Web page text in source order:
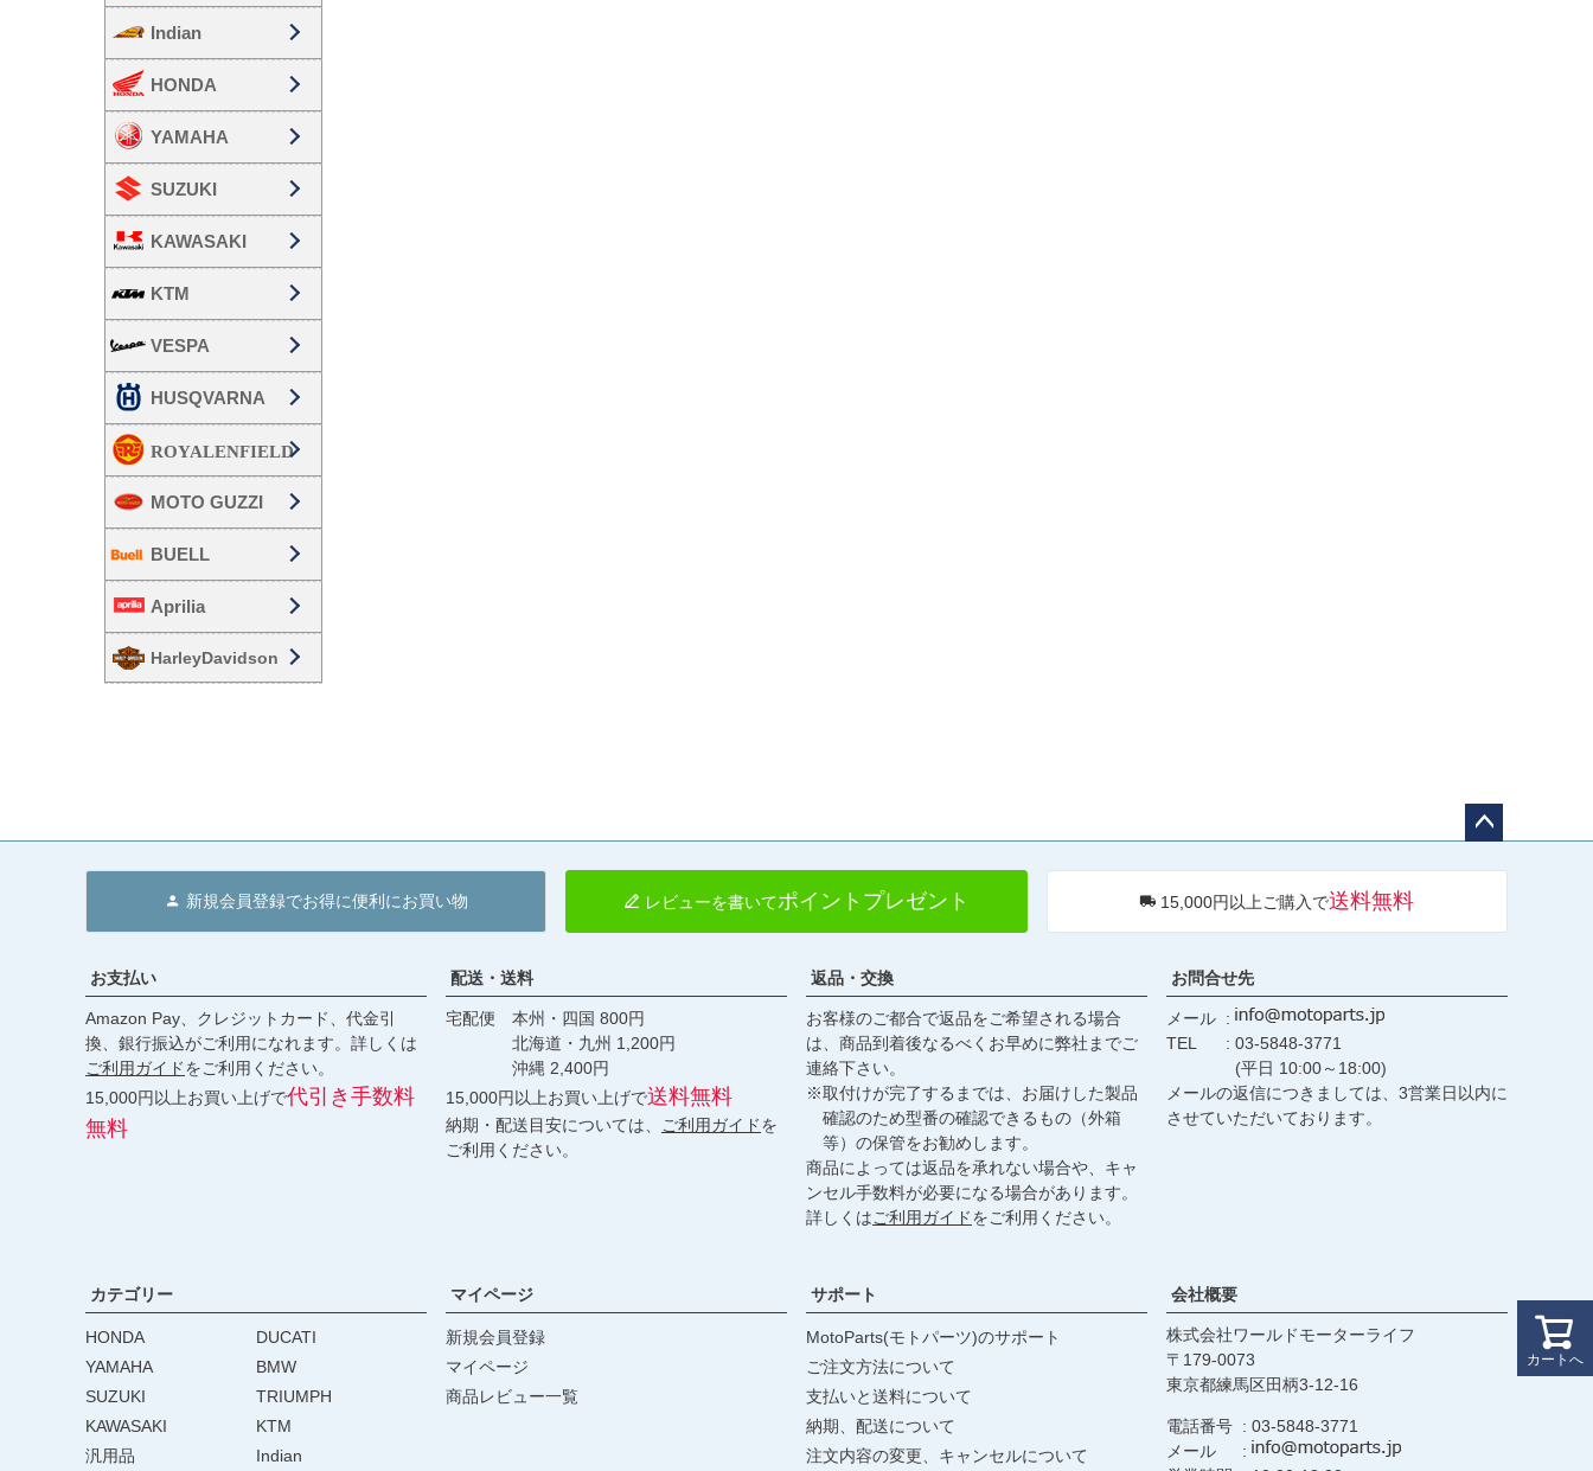
Indian
HONDA
YAMAHA
SUZUKI
KAWASAKI
KTM
VESPA
HUSQVARNA
MOTO GUZZI
BUELL
Aprilia
HarleyDavidson
カートへ
へ
新規会員登録でお得に便利にお買い物 レビューを書いてポイントプレゼント 15,000円以上ご購入で送料無料
お支払い
Amazon Pay、クレジットカード、代金引
換、銀行振込がご利用になれます。詳しくは
ご利用ガイドをご利用ください。
15,000円以上お買い上げで代引き手数料
無料
配送・送料
宅配便 本州・四国 800円
北海道・九州 1,200円
沖縄 2,400円
15,000円以上お買い上げで送料無料
納期・配送目安については、 ご利用ガイドを
ご利用ください。
返品・交換
お客様のご都合で返品をご希望される場合
は、商品到着後なるべくお早めに弊社までご
連絡下さい。
※取付けが完了するまでは、お届けした製品
確認のため型番の確認できるもの（外箱
等）の保管をお勧めします。
商品によっては返品を承れない場合や、キャ
ンセル手数料が必要になる場合があります。
詳しくはご利用ガイドをご利用ください。
お問合せ先
メール
TEL
03-5848-3771
(平日 10:00～18:00)
メールの返信につきましては、3営業日以内に
させていただいております。
カテゴリー
HONDA
YAMAHA
SUZUKI
KAWASAKI
汎用品
DUCATI
BMW
TRIUMPH
KTM
Indian
マイページ
新規会員登録
マイページ
商品レビュー一覧
サポート
MotoParts(モトパーツ)のサポート
ご注文方法について
支払いと送料について
納期、配送について
注文内容の変更、キャンセルについて
会社概要
株式会社ワールドモーターライフ
179-0073
東京都練馬区田柄3-12-16
電話番号
03-5848-3771
メール